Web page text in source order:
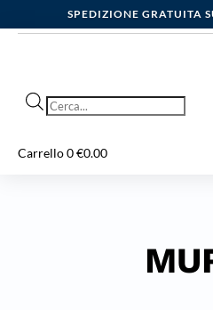
SPEDIZIONE GRATUITA
Products
Carrello0€0.00